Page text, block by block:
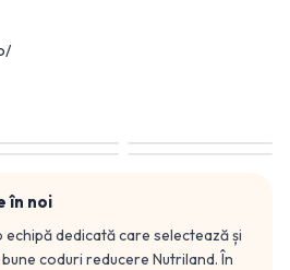
în noi
dedicată care selectează și
coduri reducere Nutriland. În